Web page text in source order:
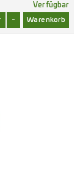
Verfügbar
-